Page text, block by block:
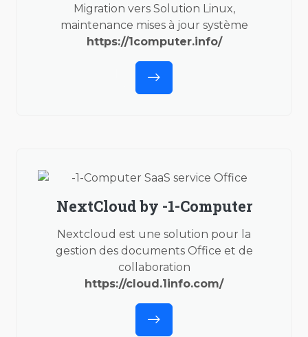
Migration vers Solution Linux,
maintenance mises à jour système
https://1computer.info/
NextCloud by -1-Computer
Nextcloud est une solution pour la
gestion des documents Office et de
collaboration
https://cloud.1info.com/